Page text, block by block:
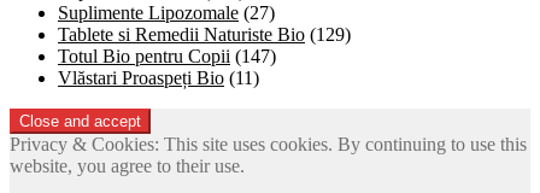
Suplimente Lipozomale (27)
Tablete si Remedii Naturiste Bio (129)
Totul Bio pentru Copii (147)
Vlăstari Proaspeți Bio (11)
Privacy & Cookies: This site uses cookies. By continuing to use this
website, you agree to their use.